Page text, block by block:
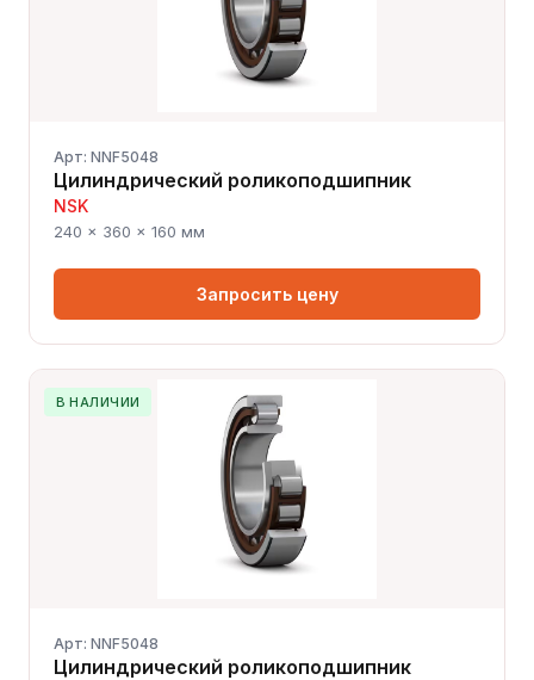
Арт: NNF5048
Цилиндрический роликоподшипник
NSK
240 × 360 × 160 мм
Запросить цену
В НАЛИЧИИ
Арт: NNF5048
Цилиндрический роликоподшипник